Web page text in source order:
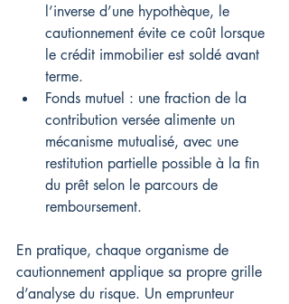
l’inverse d’une hypothèque, le
cautionnement évite ce coût lorsque
le crédit immobilier est soldé avant
terme.
Fonds mutuel : une fraction de la
contribution versée alimente un
mécanisme mutualisé, avec une
restitution partielle possible à la fin
du prêt selon le parcours de
remboursement.
En pratique, chaque organisme de
cautionnement applique sa propre grille
d’analyse du risque. Un emprunteur